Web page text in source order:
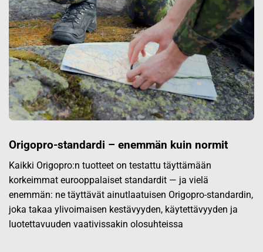
Origopro-standardi – enemmän kuin normit
Kaikki Origopro:n tuotteet on testattu täyttämään
korkeimmat eurooppalaiset standardit — ja vielä
enemmän: ne täyttävät ainutlaatuisen Origopro-standardin,
joka takaa ylivoimaisen kestävyyden, käytettävyyden ja
luotettavuuden vaativissakin olosuhteissa